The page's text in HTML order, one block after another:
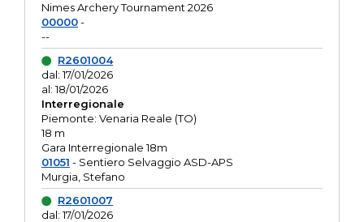
Nimes Archery Tournament 2026
00000-
--
R2601004
dal: 17/01/2026
al: 18/01/2026
Interregionale
Piemonte: Venaria Reale (TO)
18 m
Gara Interregionale 18m
01051 - Sentiero Selvaggio ASD-APS
Murgia, Stefano
R2601007
dal: 17/01/2026